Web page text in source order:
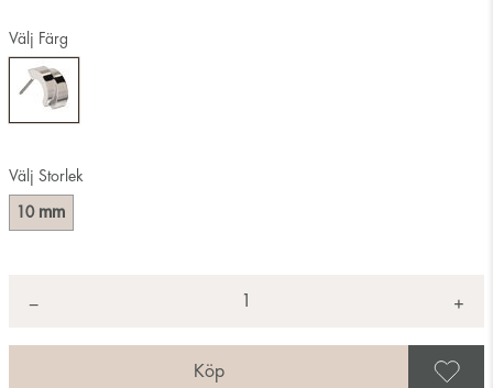
Välj Storlek
10 mm
Välj Färg
− +